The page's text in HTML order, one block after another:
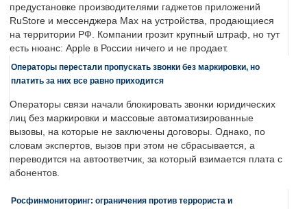
предустановке производителями гаджетов приложений
RuStore и мессенджера Max на устройства, продающиеся
на территории РФ. Компании грозит крупный штраф, но тут
есть нюанс: Apple в России ничего и не продает.
Операторы перестали пропускать звонки без маркировки, но
платить за них все равно приходится
Операторы связи начали блокировать звонки юридических
лиц без маркировки и массовые автоматизированные
вызовы, на которые не заключены договоры. Однако, по
словам экспертов, вызов при этом не сбрасывается, а
переводится на автоответчик, за который взимается плата с
абонентов.
Росфинмониторинг: ограничения против террориста и